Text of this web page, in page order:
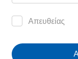
Απευθείας